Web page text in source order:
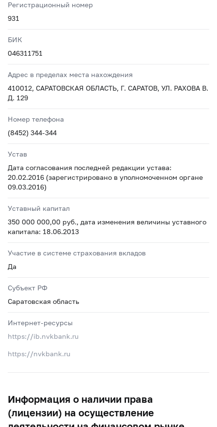
Регистрационный номер
931
БИК
046311751
Адрес в пределах места нахождения
410012, САРАТОВСКАЯ ОБЛАСТЬ, Г. САРАТОВ, УЛ. РАХОВА В.
Д. 129
Номер телефона
(8452) 344-344
Устав
Дата согласования последней редакции устава:
20.02.2016 (зарегистрировано в уполномоченном органе
09.03.2016)
Уставный капитал
350 000 000,00 руб., дата изменения величины уставного
капитала: 18.06.2013
Участие в системе страхования вкладов
Да
Субъект РФ
Саратовская область
Интернет-ресурсы
https://ib.nvkbank.ru
https://nvkbank.ru
Информация о наличии права
(лицензии) на осуществление